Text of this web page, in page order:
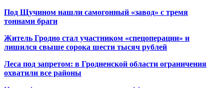
Под Щучином нашли самогонный «завод» с тремя
тоннами браги
Житель Гродно стал участником «спецоперации» и
лишился свыше сорока шести тысяч рублей
Леса под запретом: в Гродненской области ограничения
охватили все районы